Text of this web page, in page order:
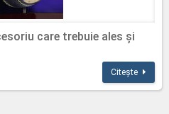
care trebuie ales și
Citește